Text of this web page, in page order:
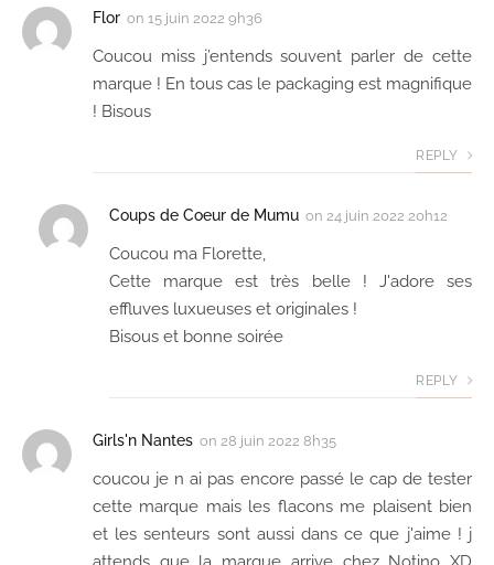
Flor on 15 juin 2022 9h36
Coucou miss j’entends souvent parler de cette
marque ! En tous cas le packaging est magnifique
! Bisous
REPLY
Coups de Coeur de Mumu on 24 juin 2022 20h12
Coucou ma Florette,
Cette marque est très belle ! J'adore ses
effluves luxueuses et originales !
Bisous et bonne soirée
REPLY
Girls'n Nantes on 28 juin 2022 8h35
coucou je n ai pas encore passé le cap de tester
cette marque mais les flacons me plaisent bien
et les senteurs sont aussi dans ce que j'aime ! j